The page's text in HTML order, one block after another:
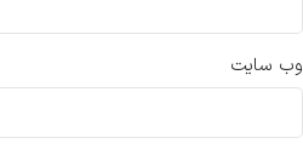
وب‌ سایت